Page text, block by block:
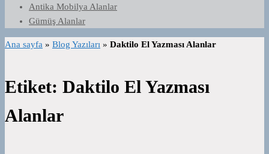
Antika Mobilya Alanlar
Gümüş Alanlar
Ana sayfa » Blog Yazıları » Daktilo El Yazması Alanlar
Etiket: Daktilo El Yazması
Alanlar